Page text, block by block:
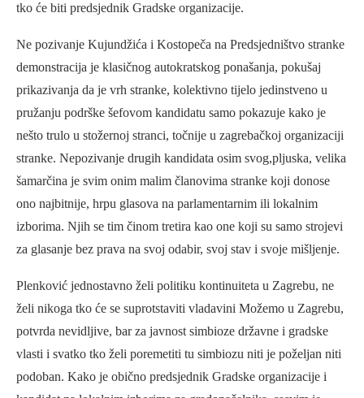
tko će biti predsjednik Gradske organizacije.
Ne pozivanje Kujundžića i Kostopeča na Predsjedništvo stranke
demonstracija je klasičnog autokratskog ponašanja, pokušaj
prikazivanja da je vrh stranke, kolektivno tijelo jedinstveno u
pružanju podrške šefovom kandidatu samo pokazuje kako je
nešto trulo u stožernoj stranci, točnije u zagrebačkoj organizaciji
stranke. Nepozivanje drugih kandidata osim svog,pljuska, velika
šamarčina je svim onim malim članovima stranke koji donose
ono najbitnije, hrpu glasova na parlamentarnim ili lokalnim
izborima. Njih se tim činom tretira kao one koji su samo strojevi
za glasanje bez prava na svoj odabir, svoj stav i svoje mišljenje.
Plenković jednostavno želi politiku kontinuiteta u Zagrebu, ne
želi nikoga tko će se suprotstaviti vladavini Možemo u Zagrebu,
potvrda nevidljive, bar za javnost simbioze državne i gradske
vlasti i svatko tko želi poremetiti tu simbiozu niti je poželjan niti
podoban. Kako je obično predsjednik Gradske organizacije i